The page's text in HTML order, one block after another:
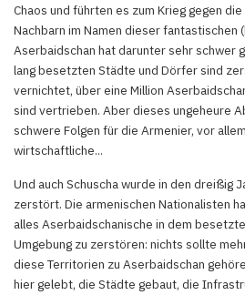
Chaos und führten es zum Krieg gegen
Nachbarn im Namen dieser
Aserbaidschan hat darunter sehr schwer
lang besetzten Städte und Dörfer sind
vernichtet, über eine Million
sind vertrieben. Aber dieses ungeheure
schwere Folgen für die Armenier, vor
wirtschaftliche...
Und auch Schuscha wurde in den dreißig
zerstört. Die armenischen Nationalisten
alles Aserbaidschanische in dem
Umgebung zu zerstören: nichts sollte
diese Territorien zu Aserbaidschan
hier gelebt, die Städte gebaut, die